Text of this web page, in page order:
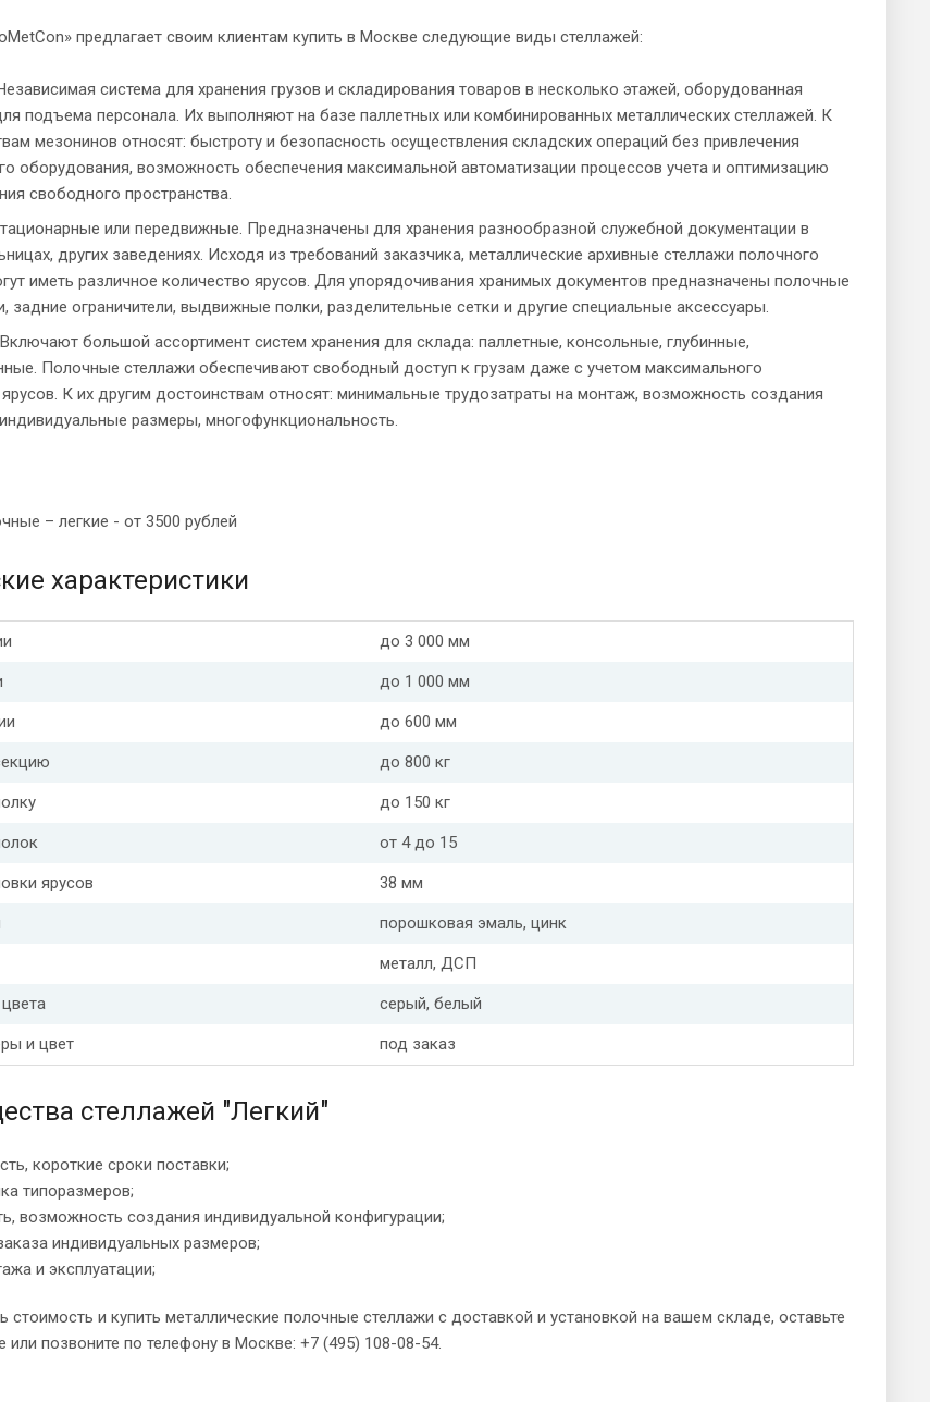
предлагает своим клиентам купить в Москве следующие виды стеллажей:
система для хранения грузов и складирования товаров в несколько этажей, оборудованная
подъема персонала. Их выполняют на базе паллетных или комбинированных металлических стеллажей. К
мезонинов относят: быстроту и безопасность осуществления складских операций без привлечения
оборудования, возможность обеспечения максимальной автоматизации процессов учета и оптимизацию
свободного пространства.
или передвижные. Предназначены для хранения разнообразной служебной документации в
других заведениях. Исходя из требований заказчика, металлические архивные стеллажи полочного
иметь различное количество ярусов. Для упорядочивания хранимых документов предназначены полочные
задние ограничители, выдвижные полки, разделительные сетки и другие специальные аксессуары.
большой ассортимент систем хранения для склада: паллетные, консольные, глубинные,
Полочные стеллажи обеспечивают свободный доступ к грузам даже с учетом максимального
К их другим достоинствам относят: минимальные трудозатраты на монтаж, возможность создания
размеры, многофункциональность.
– легкие - от 3500 рублей
характеристики
до 3 000 мм
до 1 000 мм
до 600 мм
до 800 кг
до 150 кг
от 4 до 15
ярусов 38 мм
порошковая эмаль, цинк
металл, ДСП
серый, белый
и цвет под заказ
стеллажей "Легкий"
короткие сроки поставки;
типоразмеров;
возможность создания индивидуальной конфигурации;
индивидуальных размеров;
и эксплуатации;
стоимость и купить металлические полочные стеллажи с доставкой и установкой на вашем складе, оставьте
или позвоните по телефону в Москве: +7 (495) 108-08-54.
Задать вопрос